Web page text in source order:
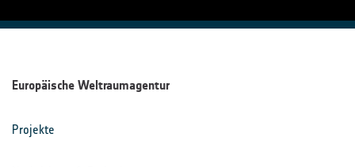
Europäische Weltraumagentur
Projekte